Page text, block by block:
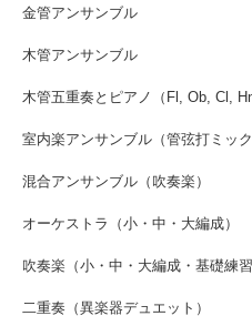
金管アンサンブル
木管アンサンブル
木管五重奏とピアノ（Fl, Ob, Cl,
室内楽アンサンブル（管弦打ミック
混合アンサンブル（吹奏楽）
オーケストラ（小・中・大編成）
吹奏楽（小・中・大編成・基礎練習
二重奏（異楽器デュエット）